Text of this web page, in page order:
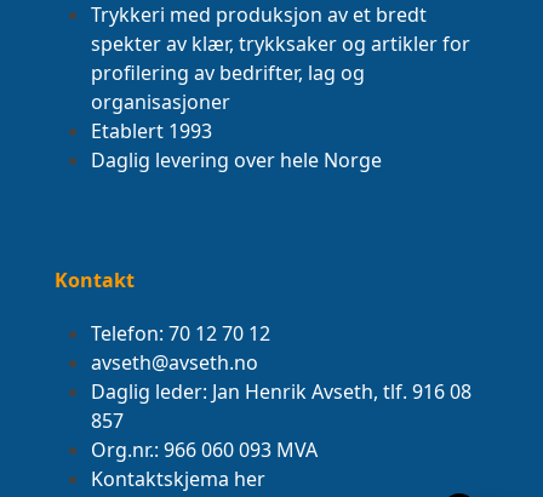
Trykkeri med produksjon av et bredt
spekter av klær, trykksaker og artikler for
profilering av bedrifter, lag og
organisasjoner
Etablert 1993
Daglig levering over hele Norge
Kontakt
Telefon: 70 12 70 12
avseth@avseth.no
Daglig leder: Jan Henrik Avseth, tlf. 916 08
857
Org.nr.: 966 060 093 MVA
Kontaktskjema her